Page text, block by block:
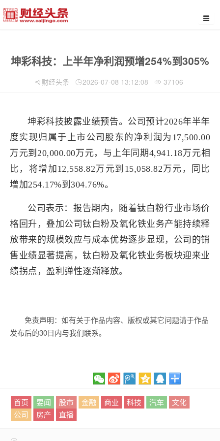
坤彩科技：上半年净利润预增254%到305%
财经头条 2026-07-08 13:12:08 37106
坤彩科技披露业绩预告。公司预计2026年半年
度实现归属于上市公司股东的净利润为17,500.00
万元到20,000.00万元，与上年同期4,941.18万元相
比，将增加12,558.82万元到15,058.82万元，同比
增加254.17%到304.76%。
公司表示：报告期内，随着钛白粉行业市场价
格回升，叠加公司钛白粉及氧化铁业务产能持续释
放带来的规模效应与成本优势逐步显现，公司的销
售业绩显著提高，钛白粉及氧化铁业务板块迎来业
绩拐点，盈利弹性逐渐释放。
免责声明：如有关于作品内容、版权或其它问题请于作品
发布后的30日内与我们联系。
首页 要闻 股市 金融 商业 科技 汽车
文化
公司
房产 直播